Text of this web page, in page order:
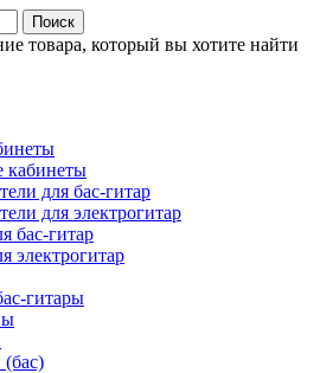
Поиск
товара, который вы хотите найти
кабинеты
для бас-гитар
для электрогитар
бас-гитар
электрогитар
гитары
(бас)